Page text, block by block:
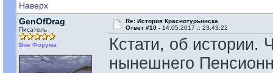
Наверх
GenOfDrag
Писатель
Вне Форума
Re: История Краснотурьинска
Ответ #10 - 14.05.2017 :: 23:43:22
Кстати, об истории.
нынешнего